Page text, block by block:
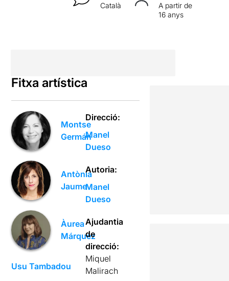
Català
A partir de
16 anys
Fitxa artística
Montse
Germán
Antònia
Jaume
Àurea
Márquez
Usu Tambadou
Direcció:
Manel
Dueso
Autoria:
Manel
Dueso
Ajudantia
de
direcció:
Miquel
Malirach